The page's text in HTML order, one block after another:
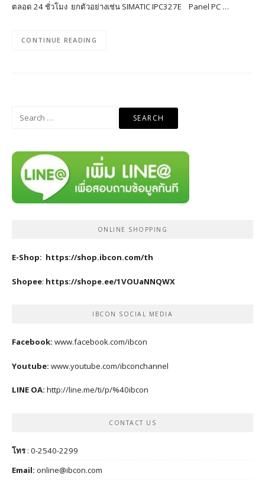
ตลอด 24 ชั่วโมง ยกตัวอย่างเช่น SIMATIC IPC327E Panel PC …
CONTINUE READING
Search
ONLINE SHOPPING
E-Shop: https://shop.ibcon.com/th
Shopee: https://shope.ee/1VOUaNNQWX
IBCON SOCIAL MEDIA
Facebook: www.facebook.com/ibcon
Youtube: www.youtube.com/ibconchannel
LINE OA: http://line.me/ti/p/%40ibcon
CONTACT US
โทร: 0-2540-2299
Email: online@ibcon.com